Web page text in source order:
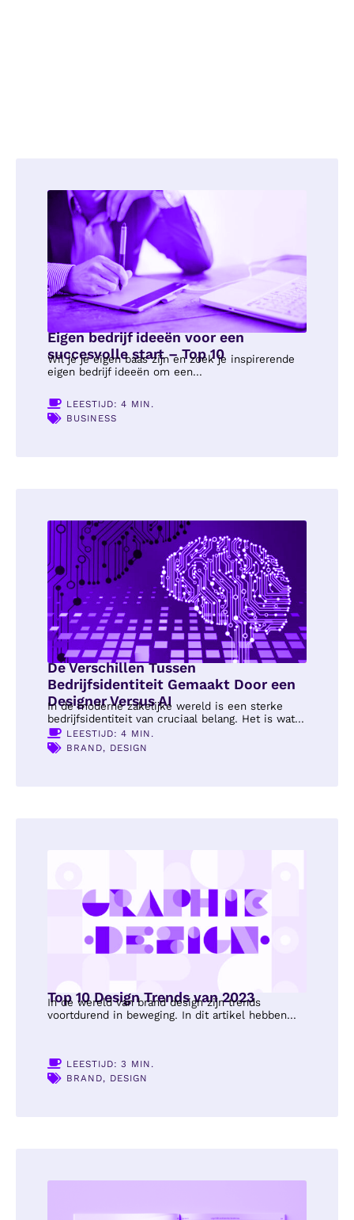
Eigen bedrijf ideeën voor een
succesvolle start – Top 10
Wil je je eigen baas zijn en zoek je inspirerende
eigen bedrijf ideeën om een...
LEESTIJD: 4 MIN.
BUSINESS
De Verschillen Tussen
Bedrijfsidentiteit Gemaakt Door een
Designer Versus AI
In de moderne zakelijke wereld is een sterke
bedrijfsidentiteit van cruciaal belang. Het is wat...
LEESTIJD: 4 MIN.
BRAND, DESIGN
Top 10 Design Trends van 2023
In de wereld van brand design zijn trends
voortdurend in beweging. In dit artikel hebben...
LEESTIJD: 3 MIN.
BRAND, DESIGN